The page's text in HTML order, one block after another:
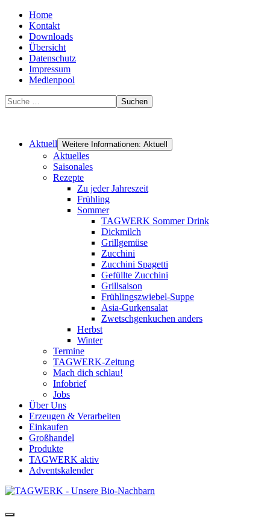
Home
Kontakt
Downloads
Übersicht
Datenschutz
Impressum
Medienpool
Suchen
Aktuell Weitere Informationen: Aktuell
Aktuelles
Saisonales
Rezepte
Zu jeder Jahreszeit
Frühling
Sommer
TAGWERK Sommer Drink
Dickmilch
Grillgemüse
Zucchini
Zucchini Spagetti
Gefüllte Zucchini
Grillsaison
Frühlingszwiebel-Suppe
Asia-Gurkensalat
Zwetschgenkuchen anders
Herbst
Winter
Termine
TAGWERK-Zeitung
Mach dich schlau!
Infobrief
Jobs
Über Uns
Erzeugen & Verarbeiten
Einkaufen
Großhandel
Produkte
TAGWERK aktiv
Adventskalender